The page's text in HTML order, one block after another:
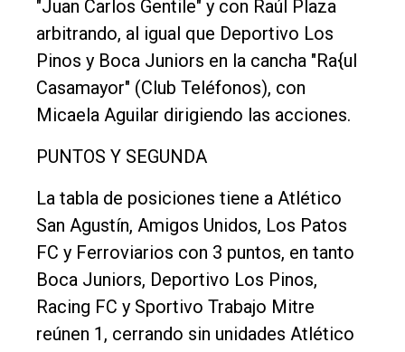
"Juan Carlos Gentile" y con Raúl Plaza
arbitrando, al igual que Deportivo Los
Pinos y Boca Juniors en la cancha "Ra{ul
Casamayor" (Club Teléfonos), con
Micaela Aguilar dirigiendo las acciones.
PUNTOS Y SEGUNDA
La tabla de posiciones tiene a Atlético
San Agustín, Amigos Unidos, Los Patos
FC y Ferroviarios con 3 puntos, en tanto
Boca Juniors, Deportivo Los Pinos,
Racing FC y Sportivo Trabajo Mitre
reúnen 1, cerrando sin unidades Atlético